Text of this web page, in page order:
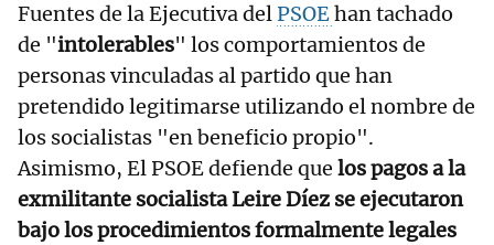
Fuentes de la Ejecutiva delPSOEhan tachado
de "intolerables" los comportamientos de
personas vinculadas al partido que han
pretendido legitimarse utilizando el nombre de
los socialistas "en beneficio propio".
Asimismo, El PSOE defiende que los pagos a la
exmilitante socialista Leire Díez se ejecutaron
bajo los procedimientos formalmente legales